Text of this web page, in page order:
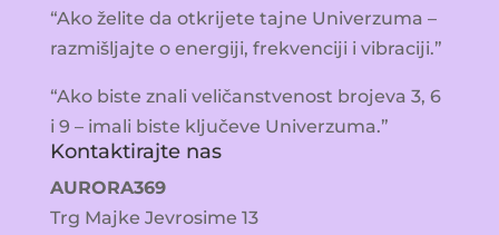
“Ako želite da otkrijete tajne Univerzuma –
razmišljajte o energiji, frekvenciji i vibraciji.”
“Ako biste znali veličanstvenost brojeva 3, 6
i 9 – imali biste ključeve Univerzuma.”
Kontaktirajte nas
AURORA369
Trg Majke Jevrosime 13